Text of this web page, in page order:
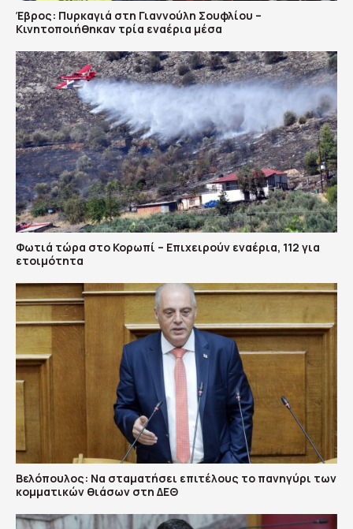
Έβρος: Πυρκαγιά στη Γιαννούλη Σουφλίου –
Κινητοποιήθηκαν τρία εναέρια μέσα
Φωτιά τώρα στο Κορωπί – Επιχειρούν εναέρια, 112 για
ετοιμότητα
Βελόπουλος: Να σταματήσει επιτέλους το πανηγύρι των
κομματικών θιάσων στη ΔΕΘ